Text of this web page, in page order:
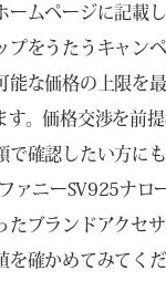
ムページに記載し
プをうたうキャン
能な価格の上限を
す。価格交渉を前
で確認したい方にも
ァニーSV925ナロ
たブランドアクセ
を確かめてみてくだ